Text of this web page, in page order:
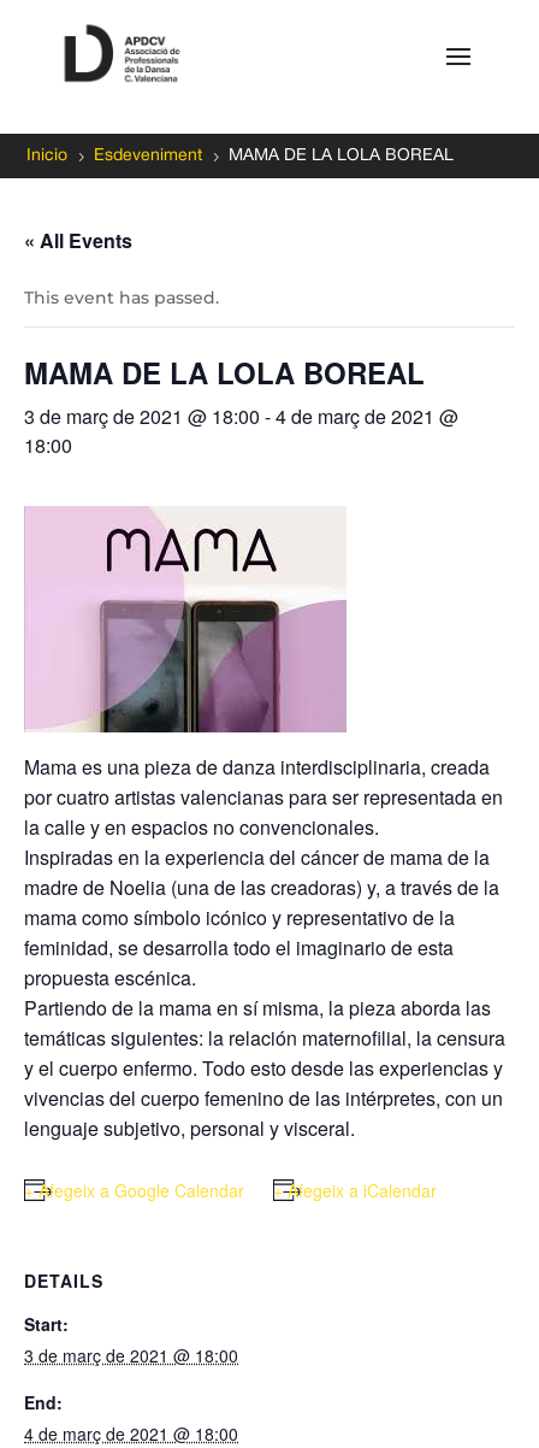
Inicio 5 Esdeveniment 5 MAMA DE LA LOLA BOREAL
« All Events
This event has passed.
MAMA DE LA LOLA BOREAL
3 de març de 2021 @ 18:00 -4 de març de 2021 @
18:00
Mama es una pieza de danza interdisciplinaria, creada
por cuatro artistas valencianas para ser representada en
la calle y en espacios no convencionales.
Inspiradas en la experiencia del cáncer de mama de la
madre de Noelia (una de las creadoras) y, a través de la
mama como símbolo icónico y representativo de la
feminidad, se desarrolla todo el imaginario de esta
propuesta escénica.
Partiendo de la mama en sí misma, la pieza aborda las
temáticas siguientes: la relación maternofilial, la censura
y el cuerpo enfermo. Todo esto desde las experiencias y
vivencias del cuerpo femenino de las intérpretes, con un
lenguaje subjetivo, personal y visceral.
+ Afegeix a Google Calendar + Afegeix a iCalendar
DETAILS
Start:
3 de març de 2021 @ 18:00
End:
4 de març de 2021 @ 18:00